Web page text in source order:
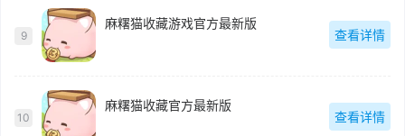
9
麻糬猫收藏游戏官方最新版
查看详情
10
麻糬猫收藏官方最新版
查看详情